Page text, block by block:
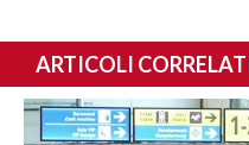
ARTICOLI